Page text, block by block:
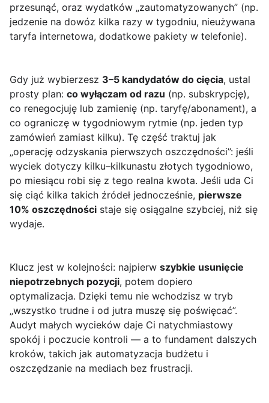
przesunąć, oraz wydatków „zautomatyzowanych” (np.
jedzenie na dowóz kilka razy w tygodniu, nieużywana
taryfa internetowa, dodatkowe pakiety w telefonie).
Gdy już wybierzesz 3–5 kandydatów do cięcia, ustal
prosty plan: co wyłączam od razu (np. subskrypcję),
co renegocjuję lub zamienię (np. taryfę/abonament), a
co ograniczę w tygodniowym rytmie (np. jeden typ
zamówień zamiast kilku). Tę część traktuj jak
„operację odzyskania pierwszych oszczędności”: jeśli
wyciek dotyczy kilku–kilkunastu złotych tygodniowo,
po miesiącu robi się z tego realna kwota. Jeśli uda Ci
się ciąć kilka takich źródeł jednocześnie, pierwsze
10% oszczędności staje się osiągalne szybciej, niż się
wydaje.
Klucz jest w kolejności: najpierw szybkie usunięcie
niepotrzebnych pozycji, potem dopiero
optymalizacja. Dzięki temu nie wchodzisz w tryb
„wszystko trudne i od jutra muszę się poświęcać”.
Audyt małych wycieków daje Ci natychmiastowy
spokój i poczucie kontroli — a to fundament dalszych
kroków, takich jak automatyzacja budżetu i
oszczędzanie na mediach bez frustracji.